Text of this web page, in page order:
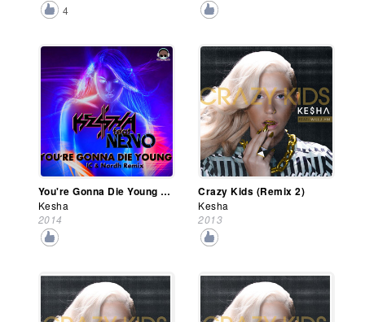
4
You're Gonna Die Young (Ic & Nordh Extended Remix)
Kesha
2014
Crazy Kids (Remix 2)
Kesha
2013